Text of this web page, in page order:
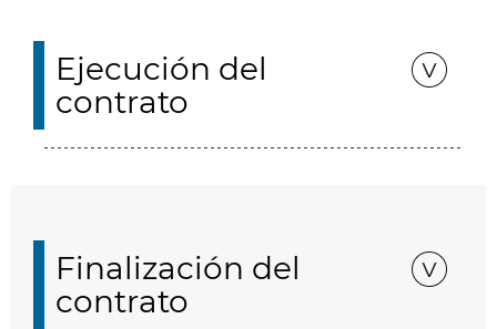
Ejecución del
contrato
Finalización del
contrato